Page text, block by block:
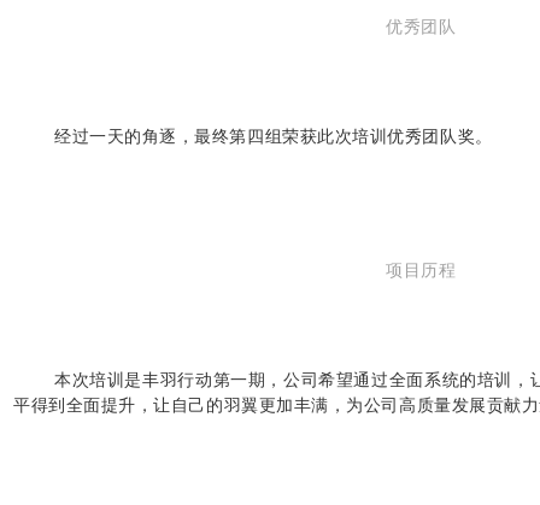
优秀团队
经过一天的角逐，最终第四组荣获此次培训优秀团队奖。
项目历程
本次培训是丰羽行动第一期，公司希望通过全面系统的培训
平得到全面提升，让自己的羽翼更加丰满，为公司高质量发展贡献